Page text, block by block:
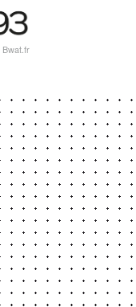
Bwat.fr